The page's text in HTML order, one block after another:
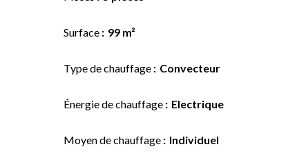
Surface 99 m²
Type de chauffage Convecteur
Énergie de chauffage Electrique
Moyen de chauffage Individuel